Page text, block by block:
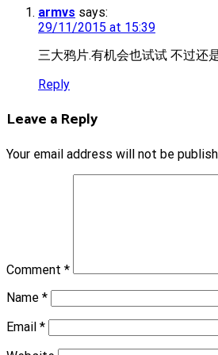
armvs says:
29/11/2015 at 15:39
三大鸦片.有机会也试试 不过还
Reply
Leave a Reply
Your email address will not be
Comment *
Name *
Email *